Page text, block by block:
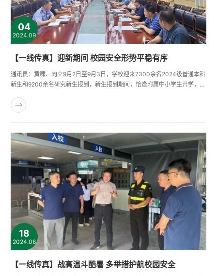
04
2024.09
【一线传真】迎新期间 校园安全形势平稳有序
通讯员：黄啸、向立9月2日至9月3日，学校迎来7300余名2024级普通本科
新生和9200余名研究新生报到，新生报到期间，恰逢附属中小学生开学，校
卫部按照学校统一部署和要求，在学校相关部门以及广大师生支持下，强化
协同、多措并举，投入500余名安保力量到校园一线疏堵保畅、排危解难，
全力确保迎新期间校园道路交通有序畅通，校园安全形势平稳有序。提前谋
划、......
18
2024.08
【一线传真】战高温斗酷暑 多举措护航校园安全